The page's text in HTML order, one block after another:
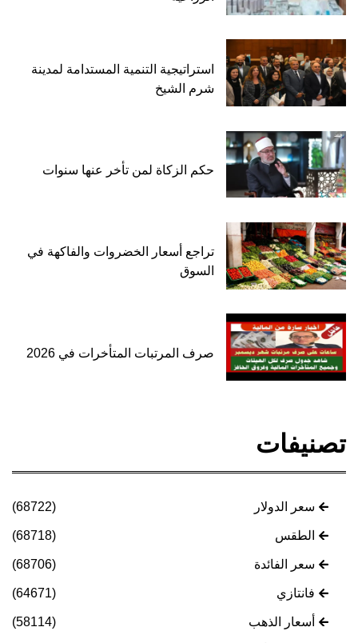
استراتيجية التنمية المستدامة لمدينة
شرم الشيخ
حكم الزكاة لمن تأخر عنها سنوات
تراجع أسعار الخضروات والفاكهة في
السوق
صرف المرتبات المتأخرات في 2026
تصنيفات
سعر الدولار (68722)
الطقس (68718)
سعر الفائدة (68706)
فانتازي (64671)
أسعار الذهب (58114)